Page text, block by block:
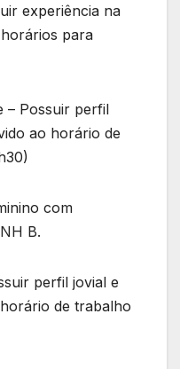
experiência na
para
– Possuir perfil
ao horário de
com
B.
perfil jovial e
de trabalho